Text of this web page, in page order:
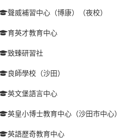
聲威補習中心（博康）（夜校）
育英才教育中心
致臻研習社
良師學校（沙田）
英文堡語言中心
英皇小博士教育中心（沙田市中心）
英語歷奇教育中心